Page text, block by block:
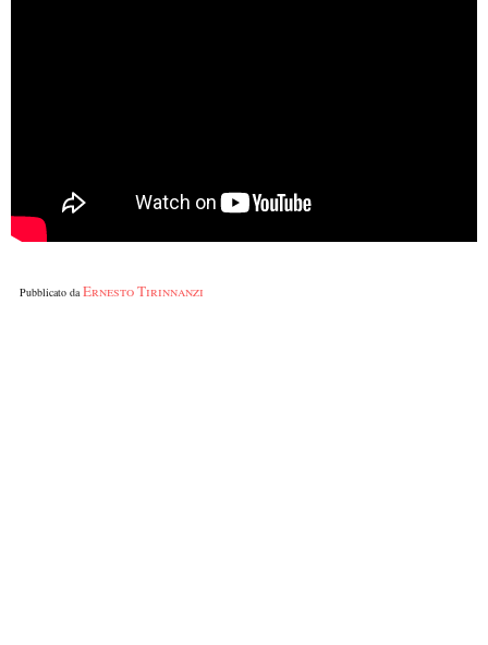
Pubblicato daErnesto Tirinnanzi